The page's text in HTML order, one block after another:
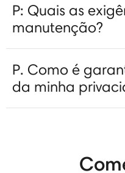
P: Quais as
manutenção?
P. Como é
da minha